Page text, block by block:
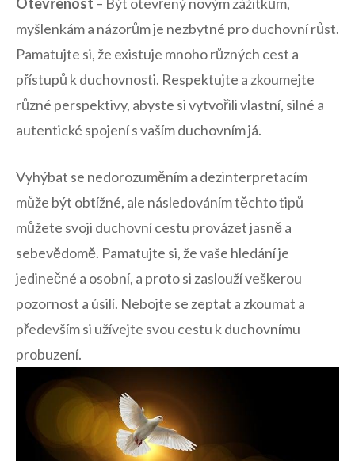
myšlenkám a názorům je nezbytné pro duchovní růst.
Pamatujte si, že existuje mnoho různých‌ cest a
‍přístupů k duchovnosti. Respektujte a zkoumejte​
různé perspektivy, abyste si‍ vytvořili vlastní, silné a
autentické spojení s vaším duchovním já.
Vyhýbat se nedorozuměním a dezinterpretacím
může být ⁣obtížné, ale následováním těchto tipů
můžete svoji ⁤duchovní cestu provázet jasně a
sebevědomě. Pamatujte si, že ‍vaše hledání je
jedinečné a osobní, a proto si zaslouží veškerou
pozornost‍ a úsilí. ⁢Nebojte se zeptat a zkoumat a
především si užívejte svou cestu k duchovnímu
probuzení.